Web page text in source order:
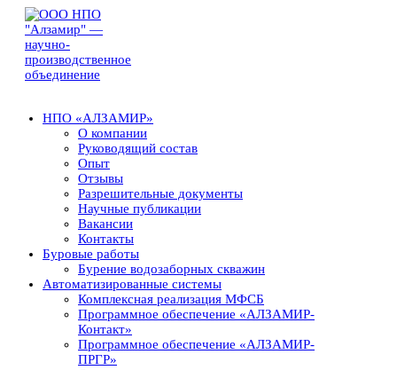
НПО «АЛЗАМИР»
О компании
Руководящий состав
Опыт
Отзывы
Разрешительные документы
Научные публикации
Вакансии
Контакты
Буровые работы
Бурение водозаборных скважин
Автоматизированные системы
Комплексная реализация МФСБ
Программное обеспечение «АЛЗАМИР-
Контакт»
Программное обеспечение «АЛЗАМИР-
ПРГР»